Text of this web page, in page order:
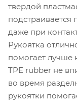
твердой
подстраивается
даже при
Рукоятка
помогает лучше
TPE rubber не
во время
рукоятки